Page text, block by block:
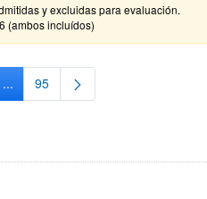
y excluidas para evaluación.
(ambos incluídos)
...Páginas intermedias Use TAB
Página
95